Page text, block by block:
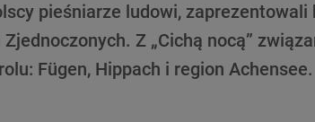
pieśniarze ludowi, zaprezentowali
Z „Cichą nocą”
Fügen, Hippach i region Achensee.